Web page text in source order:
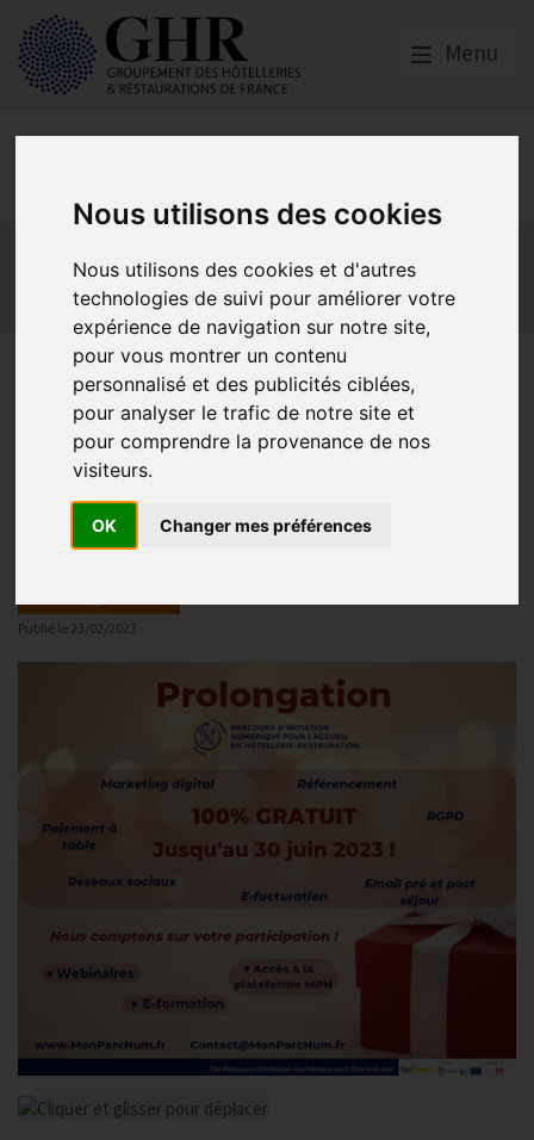
Nous utilisons des cookies
Nous utilisons des cookies et d'autres
technologies de suivi pour améliorer votre
expérience de navigation sur notre site,
pour vous montrer un contenu
personnalisé et des publicités ciblées,
pour analyser le trafic de notre site et
pour comprendre la provenance de nos
visiteurs.
OK Changer mes préférences
Menu
Economie collaborative
Innovation et digitalisation
Mon Parc Num
Informatique Europe
Bonne nouvelle ! Le Parcours
numérique reste gratuit
jusqu’au 30 Juin 2023.
Dépêchez-vous !
Publié le 23/02/2023